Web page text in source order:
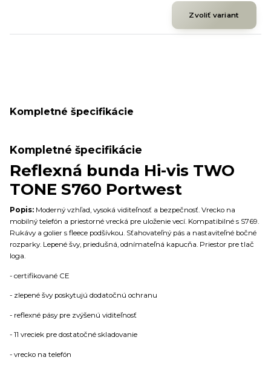
Zvoliť variant
Kompletné špecifikácie
Kompletné špecifikácie
Reflexná bunda Hi-vis TWO
TONE S760 Portwest
Popis: Moderný vzhľad, vysoká viditeľnosť a bezpečnosť. Vrecko na
mobilný telefón a priestorné vrecká pre uloženie vecí. Kompatibilné s S769.
Rukávy a golier s fleece podšívkou. Sťahovateľný pás a nastaviteľné bočné
rozparky. Lepené švy, priedušná, odnímateľná kapucňa. Priestor pre tlač
loga.
- certifikované CE
- zlepené švy poskytujú dodatočnú ochranu
- reflexné pásy pre zvýšenú viditeľnosť
- 11 vreciek pre dostatočné skladovanie
- vrecko na telefón